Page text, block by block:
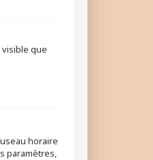
que
horaire
paramètres,